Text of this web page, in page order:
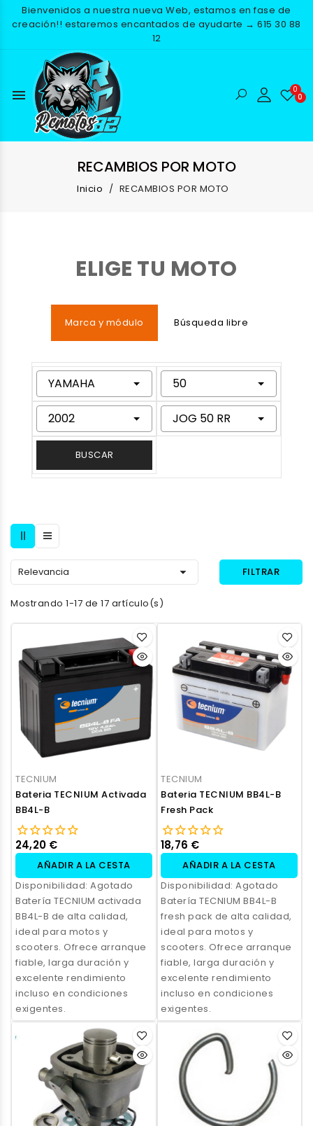
Bienvenidos a nuestra nueva Web, estamos en fase de
creación!! estaremos encantados de ayudarte → 615 30 88
12
menu
RECAMBIOS POR MOTO
Inicio RECAMBIOS POR MOTO
ELIGE TU MOTO
Marca y módulo Búsqueda libre
YAMAHA 50
2002 JOG 50 RR
BUSCAR
Relevancia  FILTRAR
Mostrando 1-17 de 17 artículo(s)
TECNIUM
Bateria TECNIUM Activada
BB4L-B
24,20 €
AÑADIR A LA CESTA
Disponibilidad: Agotado
Batería TECNIUM activada
BB4L-B de alta calidad,
ideal para motos y
scooters. Ofrece arranque
fiable, larga duración y
excelente rendimiento
incluso en condiciones
exigentes.
TECNIUM
Bateria TECNIUM BB4L-B
Fresh Pack
18,76 €
AÑADIR A LA CESTA
Disponibilidad: Agotado
Batería TECNIUM BB4L-B
fresh pack de alta calidad,
ideal para motos y
scooters. Ofrece arranque
fiable, larga duración y
excelente rendimiento
incluso en condiciones
exigentes.